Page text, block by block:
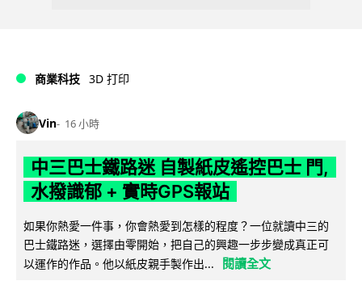
商業科技 3D 打印
Vin 16 小時
中三巴士鐵路迷 自製紙皮遙控巴士 門,
水撥識郁 + 實時GPS報站
如果你熱愛一件事，你會熱愛到怎樣的程度？一位就讀中三的
巴士鐵路迷，選擇由零開始，把自己的興趣一步步變成真正可
以運作的作品。他以紙皮親手製作出...
閱讀全文